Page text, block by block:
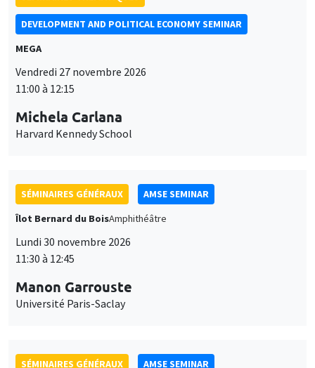
DEVELOPMENT AND POLITICAL ECONOMY SEMINAR
MEGA
Vendredi 27 novembre 2026
11:00 à 12:15
Michela Carlana
Harvard Kennedy School
SÉMINAIRES GÉNÉRAUX
AMSE SEMINAR
Îlot Bernard du Bois
Amphithéâtre
Lundi 30 novembre 2026
11:30 à 12:45
Manon Garrouste
Université Paris-Saclay
SÉMINAIRES GÉNÉRAUX AMSE SEMINAR